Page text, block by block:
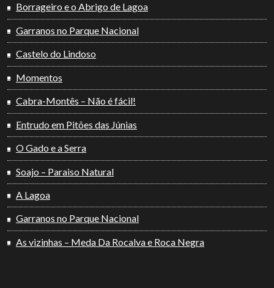
Borrageiro e o Abrigo de Lagoa
Garranos no Parque Nacional
Castelo do Lindoso
Momentos
Cabra-Montês – Não é fácil!
Entrudo em Pitões das Júnias
O Gado e a Serra
Soajo – Paraiso Natural
A Lagoa
Garranos no Parque Nacional
As vizinhas – Meda Da Rocalva e Roca Negra